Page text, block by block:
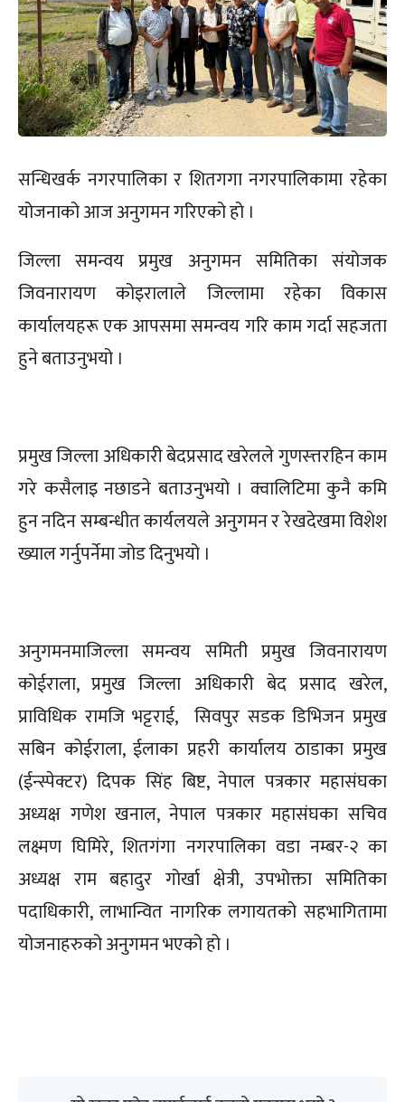
सन्धिखर्क नगरपालिका र शितगगा नगरपालिकामा रहेका
योजनाको आज अनुगमन गरिएको हो ।
जिल्ला समन्वय प्रमुख अनुगमन समितिका संयोजक
जिवनारायण कोइरालाले जिल्लामा रहेका विकास
कार्यालयहरू एक आपसमा समन्वय गरि काम गर्दा सहजता
हुने बताउनुभयो ।
प्रमुख जिल्ला अधिकारी बेदप्रसाद खरेलले गुणस्त्तरहिन काम
गरे कसैलाइ नछाडने बताउनुभयो । क्वालिटिमा कुनै कमि
हुन नदिन सम्बन्धीत कार्यलयले अनुगमन र रेखदेखमा विशेश
ख्याल गर्नुपर्नेमा जोड दिनुभयो ।
अनुगमनमाजिल्ला समन्वय समिती प्रमुख जिवनारायण
कोईराला, प्रमुख जिल्ला अधिकारी बेद प्रसाद खरेल,
प्राविधिक रामजि भट्टराई, सिवपुर सडक डिभिजन प्रमुख
सबिन कोईराला, ईलाका प्रहरी कार्यालय ठाडाका प्रमुख
(ईन्स्पेक्टर) दिपक सिंह बिष्ट, नेपाल पत्रकार महासंघका
अध्यक्ष गणेश खनाल, नेपाल पत्रकार महासंघका सचिव
लक्ष्मण घिमिरे, शितगंगा नगरपालिका वडा नम्बर-२ का
अध्यक्ष राम बहादुर गोर्खा क्षेत्री, उपभोक्ता समितिका
पदाधिकारी, लाभान्वित नागरिक लगायतको सहभागितामा
योजनाहरुको अनुगमन भएको हो ।